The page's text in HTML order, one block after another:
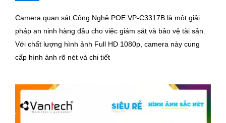
Camera quan sát Công Nghệ POE VP-C3317B là một giải
pháp an ninh hàng đầu cho việc giám sát và bảo vệ tài sản.
Với chất lượng hình ảnh Full HD 1080p, camera này cung
cấp hình ảnh rõ nét và chi tiết